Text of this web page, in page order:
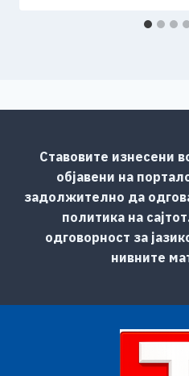
Ставовите изнесени
објавени на
задолжително да
политика на
одговорност за
нивните